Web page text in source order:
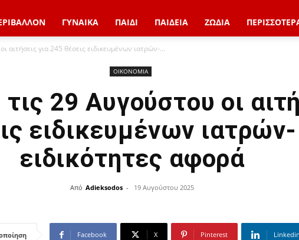
ΓΥΝΑΙΚΑ ΠΑΙΔΙ ΠΑΙΔΕΙΑ ΖΩΔΙΑ
αιτήσεις για 245 θέσεις ειδικευμένων ιατρών-...
ΟΙΚΟΝΟΜΙΑ
29 Αυγούστου οι
ειδικευμένων
ειδικότητες αφορά
Από Adieksodos - 19 Αυγούστου 2025
Facebook X Pinterest Linkedin